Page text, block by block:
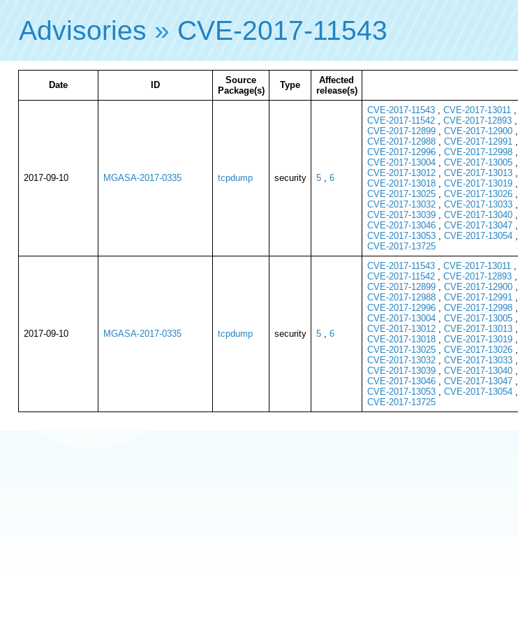
Advisories » CVE-2017-11543
Date ID
Source
Package(s)
Type
Affected
release(s)
2017-09-10 MGASA-2017-0335 tcpdump security 5, 6
CVE-2017-11543, CVE-2017-13011,
CVE-2017-11542, CVE-2017-12893,
CVE-2017-12899, CVE-2017-12900,
CVE-2017-12988, CVE-2017-12991,
CVE-2017-12996, CVE-2017-12998,
CVE-2017-13004, CVE-2017-13005,
CVE-2017-13012, CVE-2017-13013,
CVE-2017-13018, CVE-2017-13019,
CVE-2017-13025, CVE-2017-13026,
CVE-2017-13032, CVE-2017-13033,
CVE-2017-13039, CVE-2017-13040,
CVE-2017-13046, CVE-2017-13047,
CVE-2017-13053, CVE-2017-13054,
CVE-2017-13725
2017-09-10 MGASA-2017-0335 tcpdump security 5, 6
CVE-2017-11543, CVE-2017-13011,
CVE-2017-11542, CVE-2017-12893,
CVE-2017-12899, CVE-2017-12900,
CVE-2017-12988, CVE-2017-12991,
CVE-2017-12996, CVE-2017-12998,
CVE-2017-13004, CVE-2017-13005,
CVE-2017-13012, CVE-2017-13013,
CVE-2017-13018, CVE-2017-13019,
CVE-2017-13025, CVE-2017-13026,
CVE-2017-13032, CVE-2017-13033,
CVE-2017-13039, CVE-2017-13040,
CVE-2017-13046, CVE-2017-13047,
CVE-2017-13053, CVE-2017-13054,
CVE-2017-13725